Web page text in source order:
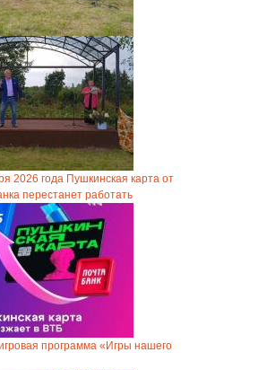
2026 года Пушкинская карта от
перестанет работать
программа «Игры нашего